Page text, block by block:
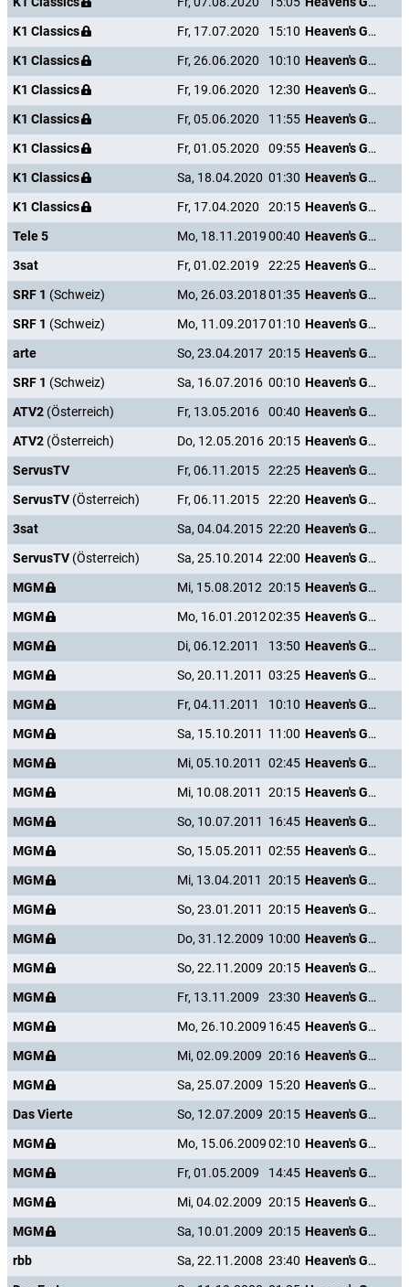
K1 Classics
Fr, 17.07.2020 15:10
Heaven's Gate
K1 Classics
Fr, 26.06.2020 10:10
Heaven's Gate
K1 Classics
Fr, 19.06.2020 12:30
Heaven's Gate
K1 Classics
Fr, 05.06.2020 11:55
Heaven's Gate
K1 Classics
Fr, 01.05.2020 09:55
Heaven's Gate
K1 Classics
Sa, 18.04.2020 01:30
Heaven's Gate
K1 Classics
Fr, 17.04.2020 20:15
Heaven's Gate
Tele 5
Mo, 18.11.201900:40
Heaven's Gate
3sat
Fr, 01.02.2019 22:25
Heaven's Gate
SRF 1 (Schweiz) Mo, 26.03.201801:35
Heaven's Gate
SRF 1 (Schweiz) Mo, 11.09.201701:10
Heaven's Gate
arte
So, 23.04.2017 20:15
Heaven's Gate
SRF 1 (Schweiz) Sa, 16.07.2016 00:10
Heaven's Gate
ATV2 (Österreich) Fr, 13.05.2016 00:40
Heaven's Gate
ATV2 (Österreich) Do, 12.05.2016 20:15
Heaven's Gate
ServusTV
Fr, 06.11.2015 22:25
Heaven's Gate
ServusTV (Österreich) Fr, 06.11.2015 22:20
Heaven's Gate
3sat
Sa, 04.04.2015 22:20
Heaven's Gate
ServusTV (Österreich) Sa, 25.10.2014 22:00
Heaven's Gate
MGM
Mi, 15.08.2012 20:15
Heaven's Gate
MGM
Mo, 16.01.201202:35
Heaven's Gate
MGM
Di, 06.12.2011 13:50
Heaven's Gate
MGM
So, 20.11.2011 03:25
Heaven's Gate
MGM
Fr, 04.11.2011 10:10
Heaven's Gate
MGM
Sa, 15.10.2011 11:00
Heaven's Gate
MGM
Mi, 05.10.2011 02:45
Heaven's Gate
MGM
Mi, 10.08.2011 20:15
Heaven's Gate
MGM
So, 10.07.2011 16:45
Heaven's Gate
MGM
So, 15.05.2011 02:55
Heaven's Gate
MGM
Mi, 13.04.2011 20:15
Heaven's Gate
MGM
So, 23.01.2011 20:15
Heaven's Gate
MGM
Do, 31.12.2009 10:00
Heaven's Gate
MGM
So, 22.11.2009 20:15
Heaven's Gate
MGM
Fr, 13.11.2009 23:30
Heaven's Gate
MGM
Mo, 26.10.2009 16:45
Heaven's Gate
MGM
Mi, 02.09.2009 20:16
Heaven's Gate
MGM
Sa, 25.07.2009 15:20
Heaven's Gate
Das Vierte
So, 12.07.2009 20:15
Heaven's Gate
MGM
Mo, 15.06.200902:10
Heaven's Gate
MGM
Fr, 01.05.2009 14:45
Heaven's Gate
MGM
Mi, 04.02.2009 20:15
Heaven's Gate
MGM
Sa, 10.01.2009 20:15
Heaven's Gate
rbb
Sa, 22.11.2008 23:40
Heaven's Gate